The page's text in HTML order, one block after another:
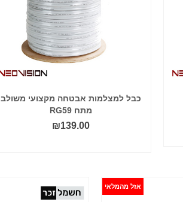
כבל למצלמות אבטחה מקצועי משולב
מתח RG59
₪139.00
אזל מהמלאי